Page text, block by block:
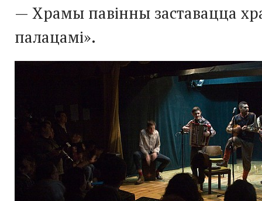
— Храмы павінны заставацца
палацамі».